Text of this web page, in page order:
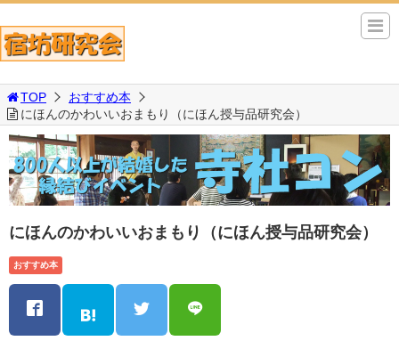
TOP
おすすめ本
にほんのかわいいおまもり（にほん授与品研究会）
にほんのかわいいおまもり（にほん授与品研究会）
おすすめ本